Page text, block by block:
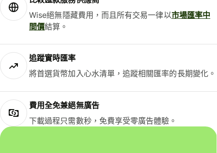
Wise絕無隱藏費用，而且所有交易一律以市場匯率中
間價結算。
追蹤實時匯率
將首選貨幣加入心水清單，追蹤相關匯率的長期變化。
費用全免兼絕無廣告
下載過程只需數秒，免費享受零廣告體驗。